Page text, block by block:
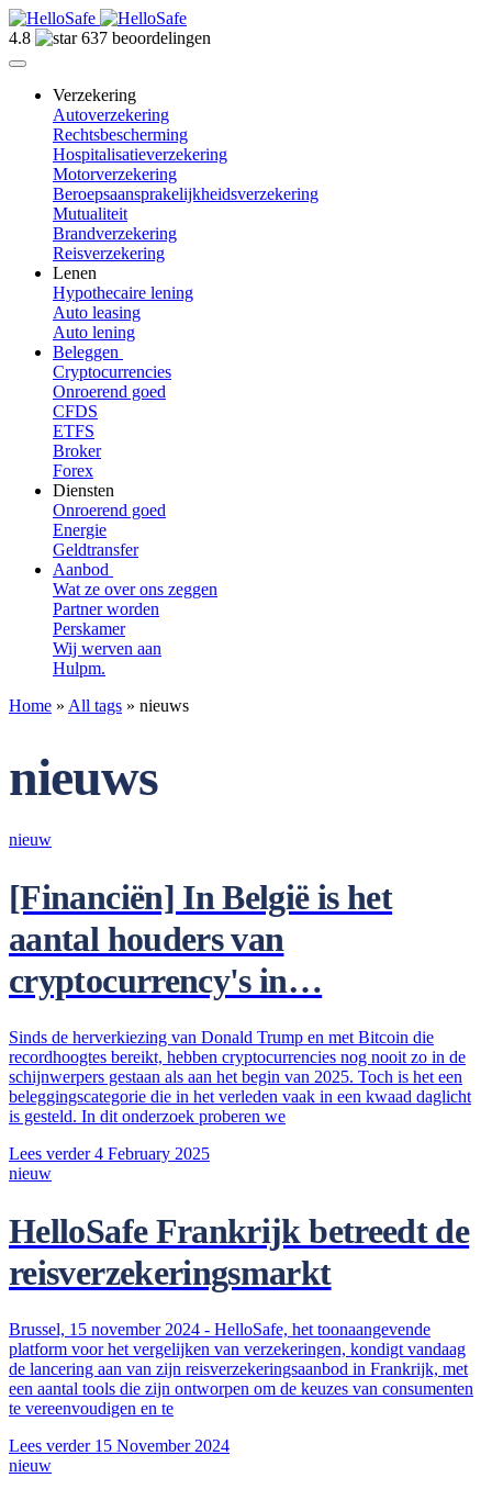
4.8 637 beoordelingen
Verzekering
Autoverzekering
Rechtsbescherming
Hospitalisatieverzekering
Motorverzekering
Beroepsaansprakelijkheidsverzekering
Mutualiteit
Brandverzekering
Reisverzekering
Lenen
Hypothecaire lening
Auto leasing
Auto lening
Beleggen
Cryptocurrencies
Onroerend goed
CFDS
ETFS
Broker
Forex
Diensten
Onroerend goed
Energie
Geldtransfer
Aanbod
Wat ze over ons zeggen
Partner worden
Perskamer
Wij werven aan
Hulpm.
Home » All tags » nieuws
nieuws
nieuw
[Financiën] In België is het
aantal houders van
cryptocurrency's in…
Sinds de herverkiezing van Donald Trump en met Bitcoin die
recordhoogtes bereikt, hebben cryptocurrencies nog nooit zo in de
schijnwerpers gestaan als aan het begin van 2025. Toch is het een
beleggingscategorie die in het verleden vaak in een kwaad daglicht
is gesteld. In dit onderzoek proberen we
Lees verder4 February 2025
nieuw
HelloSafe Frankrijk betreedt de
reisverzekeringsmarkt
Brussel, 15 november 2024 - HelloSafe, het toonaangevende
platform voor het vergelijken van verzekeringen, kondigt vandaag
de lancering aan van zijn reisverzekeringsaanbod in Frankrijk, met
een aantal tools die zijn ontworpen om de keuzes van consumenten
te vereenvoudigen en te
Lees verder 15 November 2024
nieuw